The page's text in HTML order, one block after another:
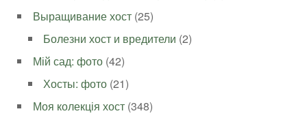
Выращивание хост (25)
Болезни хост и вредители (2)
Мій сад: фото (42)
Хосты: фото (21)
Моя колекція хост (348)